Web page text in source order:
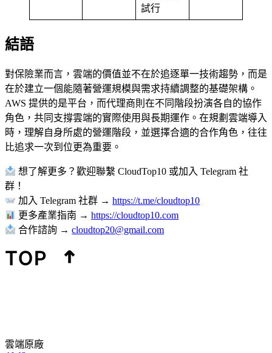
試行
結語
對保險業而言，雲端的價值並不在於追逐單一技術趨勢，而是
在於建立一個能隨著營運規模與需求持續調整的基礎架構。
AWS 提供的是平台，而代理商則在不同階段扮演各自的協作
角色，共同支撐雲端的實際使用與長期運作。在規劃雲端導入
時，理解自身所處的營運階段，並選擇合適的合作角色，往往
比追求一次到位更為重要。
想了解更多？歡迎聯繫 CloudTop10 或加入 Telegram 社
群！
加入 Telegram 社群 →https://t.me/cloudtop10
更多產業指南 →https://cloudtop10.com
合作諮詢 →cloudtop20@gmail.com
雲端原廠